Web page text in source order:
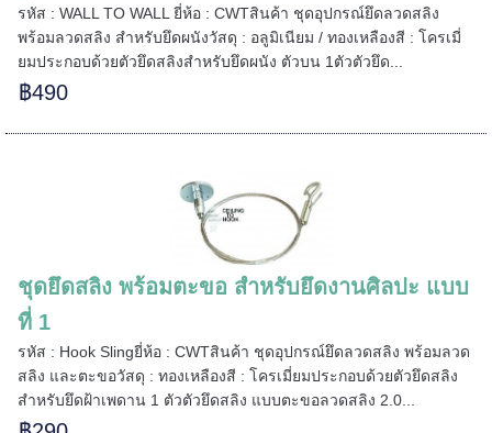
รหัส : WALL TO WALL ยี่ห้อ : CWTสินค้า ชุดอุปกรณ์ยึดลวดสลิง
พร้อมลวดสลิง สำหรับยึดผนังวัสดุ : อลูมิเนียม / ทองเหลืองสี : โครเมี่
ยมประกอบด้วยตัวยึดสลิงสำหรับยึดผนัง ตัวบน 1ตัวตัวยึด...
฿490
ชุดยึดสลิง พร้อมตะขอ สำหรับยึดงานศิลปะ แบบ
ที่ 1
รหัส : Hook Slingยี่ห้อ : CWTสินค้า ชุดอุปกรณ์ยึดลวดสลิง พร้อมลวด
สลิง และตะขอวัสดุ : ทองเหลืองสี : โครเมี่ยมประกอบด้วยตัวยึดสลิง
สำหรับยึดฝ้าเพดาน 1 ตัวตัวยึดสลิง แบบตะขอลวดสลิง 2.0...